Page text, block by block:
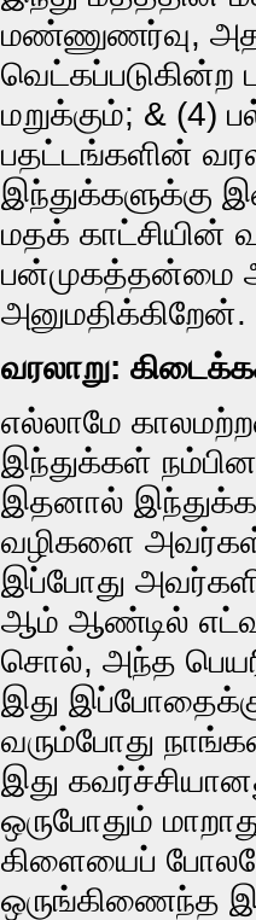
மண்ணுணர்வு,
மறுக்கும்; & (4)
பதட்டங்களின்
இந்துக்களுக்கு
மதக் காட்சியின்
பன்முகத்தன்மை
அனுமதிக்கிறேன்.
வரலாறு:
எல்லாமே
இந்துக்கள்
இதனால்
வழிகளை
இப்போது
ஆம் ஆண்டில்
சொல், அந்த
இது இப்போதைக்கு
வரும்போது
இது
ஒருபோதும்
கிளையைப்
ஒருங்கிணைந்த